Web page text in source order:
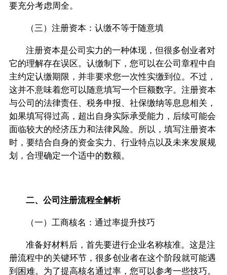
要充分考虑周全。
（三）注册资本：认缴不等于随意填
注册资本是公司实力的一种体现，但很多创业者对
它的理解存在误区。认缴制下，您可以在公司章程中自
主约定认缴期限，并非要求您一次性实缴到位。不过，
这并不意味着您可以随意填写一个巨额数字。注册资本
与公司的法律责任、税务申报、社保缴纳等息息相关，
如果填写得过高，超出自身实际承受能力，后续可能会
面临较大的经济压力和法律风险。所以，填写注册资本
时，要结合自身的资金实力、行业特点以及未来发展规
划，合理确定一个适中的数额。
二、公司注册流程全解析
（一）工商核名：通过率提升技巧
准备好材料后，首先要进行企业名称核准。这是注
册流程中的关键环节，很多创业者在这个阶段就可能遇
到困难。为了提高核名通过率，您可以参考一些技巧。